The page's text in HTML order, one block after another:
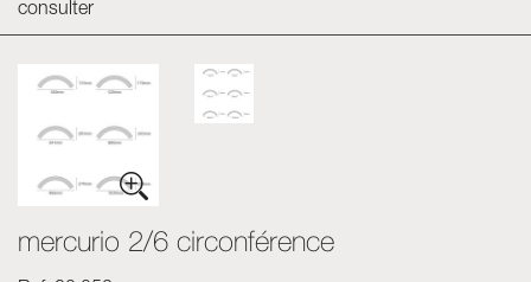
consulter
mercurio 2/6 circonférence